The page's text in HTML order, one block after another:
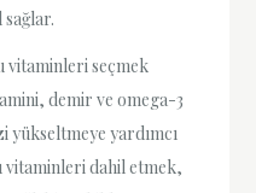
vitaminleri seçmek
demir ve omega-3
yükseltmeye yardımcı
vitaminleri dahil etmek,